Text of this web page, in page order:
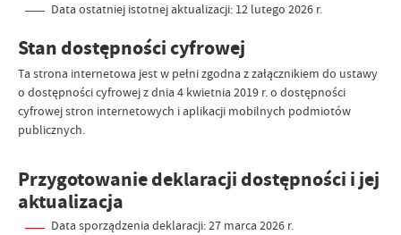
Data ostatniej istotnej aktualizacji: 12 lutego 2026 r.
Stan dostępności cyfrowej
Ta strona internetowa jest w pełni zgodna z załącznikiem do ustawy
o dostępności cyfrowej z dnia 4 kwietnia 2019 r. o dostępności
cyfrowej stron internetowych i aplikacji mobilnych podmiotów
publicznych.
Przygotowanie deklaracji dostępności i jej
aktualizacja
Data sporządzenia deklaracji:27 marca 2026 r.